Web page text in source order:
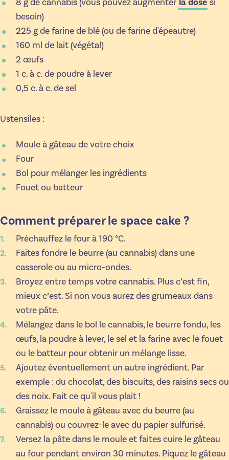
besoin)
225 g de farine de blé (ou de farine d'épeautre)
160 ml de lait (végétal)
2 œufs
1 c. à c. de poudre à lever
0,5 c. à c. de sel
Ustensiles :
Moule à gâteau de votre choix
Four
Bol pour mélanger les ingrédients
Fouet ou batteur
Comment préparer le space cake ?
Préchauffez le four à 190 °C.
Faites fondre le beurre (au cannabis) dans une
casserole ou au micro-ondes.
Broyez entre temps votre cannabis. Plus c’est fin,
mieux c’est. Si non vous aurez des grumeaux dans
votre pâte.
Mélangez dans le bol le cannabis, le beurre fondu, les
œufs, la poudre à lever, le sel et la farine avec le fouet
ou le batteur pour obtenir un mélange lisse.
Ajoutez éventuellement un autre ingrédient. Par
exemple : du chocolat, des biscuits, des raisins secs ou
des noix. Fait ce qu'il vous plait !
Graissez le moule à gâteau avec du beurre (au
cannabis) ou couvrez-le avec du papier sulfurisé.
Versez la pâte dans le moule et faites cuire le gâteau
au four pendant environ 30 minutes. Piquez le gâteau